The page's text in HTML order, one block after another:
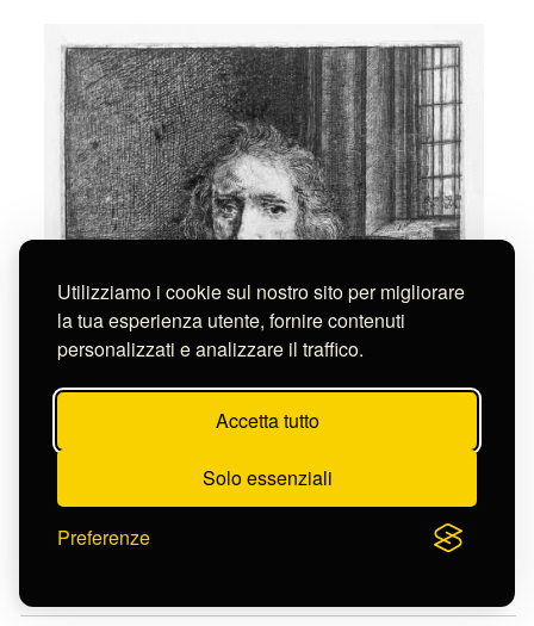
Utilizziamo i cookie sul nostro sito per migliorare
la tua esperienza utente, fornire contenuti
personalizzati e analizzare il traffico.
Accetta tutto
Solo essenziali
Preferenze
Rembrandt